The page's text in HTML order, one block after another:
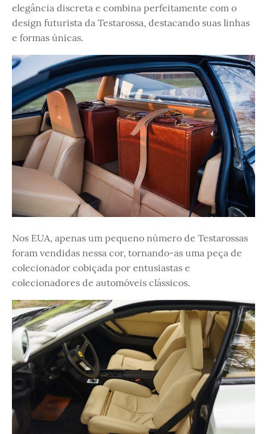
elegância discreta e combina perfeitamente com o
design futurista da Testarossa, destacando suas linhas
e formas únicas.
Nos EUA, apenas um pequeno número de Testarossas
foram vendidas nessa cor, tornando-as uma peça de
colecionador cobiçada por entusiastas e
colecionadores de automóveis clássicos.